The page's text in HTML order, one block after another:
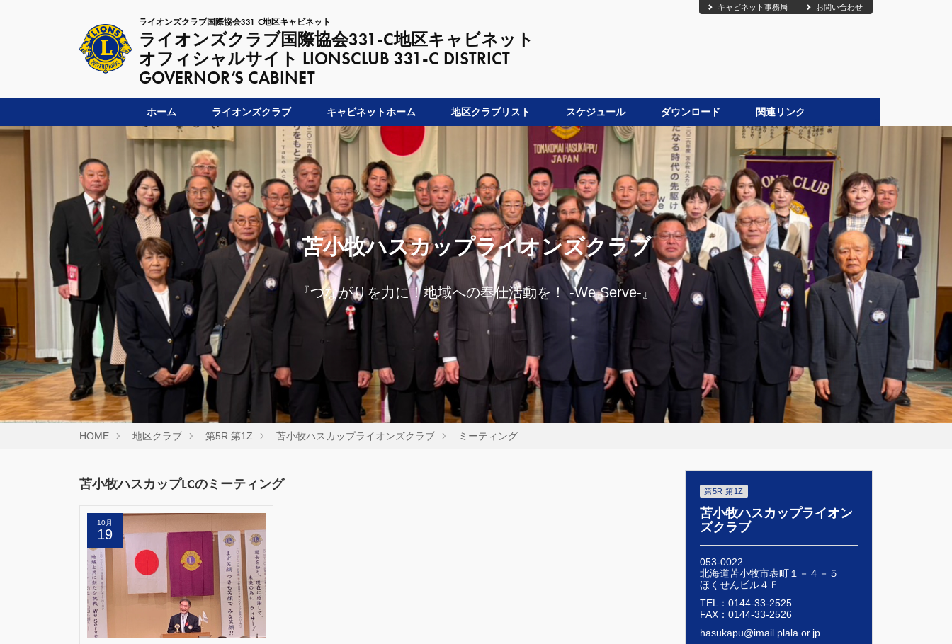
ライオンズクラブ国際協会331-C地区キャビネット
ライオンズクラブ国際協会331-C地区キャビネット
オフィシャルサイト LIONSCLUB 331-C DISTRICT
GOVERNOR’S CABINET
キャビネット事務局 お問い合わせ
ホーム ライオンズクラブ キャビネットホーム 地区クラブリスト スケジュール ダウンロード 関連リンク
苫小牧ハスカップライオンズクラブ
『つながりを力に！地域への奉仕活動を！ -We Serve-』
HOME 地区クラブ 第5R 第1Z 苫小牧ハスカップライオンズクラブ ミーティング
苫小牧ハスカップLCのミーティング
10月
19
第5R 第1Z
苫小牧ハスカップライオン
ズクラブ
053-0022
北海道苫小牧市表町１－４－５
ほくせんビル４Ｆ
TEL：0144-33-2525
FAX：0144-33-2526
hasukapu@imail.plala.or.jp